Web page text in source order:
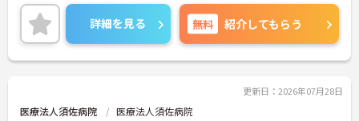
ご興味ある方には、面接のポイントなど、さらに詳
細をお話致しますのでお気軽にご相談ください。
詳細を見る 無料 紹介してもらう
更新日：2026年07月28日
医療法人須佐病院 医療法人須佐病院